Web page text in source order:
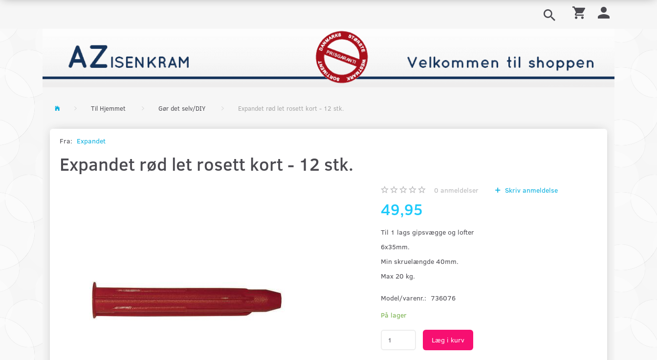
Til Hjemmet Gør det selv/DIY Expandet rød let rosett kort - 12 stk.
Fra: Expandet
Expandet rød let rosett kort - 12 stk.
0 anmeldelser Skriv anmeldelse
49,95
Til 1 lags gipsvægge og lofter
6x35mm.
Min skruelængde 40mm.
Max 20 kg.
Model/varenr.: 736076
På lager
Læg i kurv